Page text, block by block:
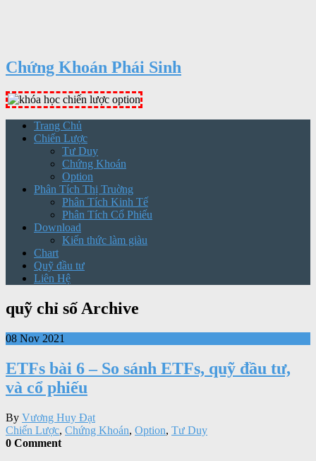
Chứng Khoán Phái Sinh
Trang Chủ
Chiến Lược
Tư Duy
Chứng Khoán
Option
Phân Tích Thị Truờng
Phân Tích Kinh Tế
Phân Tích Cổ Phiếu
Download
Kiến thức làm giàu
Chart
Quỹ đầu tư
Liên Hệ
quỹ chỉ số Archive
08 Nov 2021
ETFs bài 6 – So sánh ETFs, quỹ đầu tư,
và cổ phiếu
By Vương Huy Đạt
Chiến Lược, Chứng Khoán, Option, Tư Duy
0 Comment